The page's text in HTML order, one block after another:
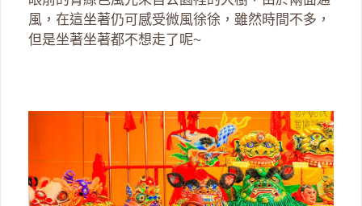
風，在這坐著仍可感受微風徐徐，雖然時間不多，
但是坐著坐著都不想走了呢~